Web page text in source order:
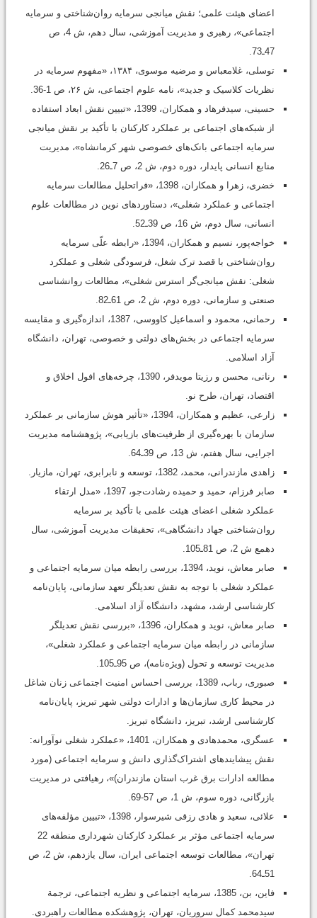
اعضای هیئت ‌علمی؛ نقش میانجی سرمایه روان‌شناختی و سرمایه
اجتماعی»، رهبری و مدیریت آموزشی، سال دهم، ش 4، ص
47ـ73.
توسلی، غلامعباس و مرضیه موسوی، ۱۳۸۴، «مفهوم سرمایه در
نظریات کلاسیک و جدید»، نامه علوم اجتماعی، ش ۲۶، ص 1-36.
حسینی، سیدفرهاد و همکاران، 1399، «تبیین نقش ابعاد استفاده
از شبکه‌های اجتماعی بر عملکرد کارکنان با تأکید بر نقش میانجی
سرمایه اجتماعی بانک‌های خصوصی شهر کرمانشاه»، مدیریت
منابع انسانی پایدار، دوره دوم، ش 2، ص 7ـ26.
خضری، زهرا و همکاران، 1398، «فراتحلیل مطالعات سرمایه
اجتماعی و عملکرد شغلی»، دستاوردهای نوین در مطالعات علوم
انسانی، سال دوم، ش 16، ص 39ـ52.
خواجه‌پور، نسیم و همکاران، 1394، «رابطه علّی سرمایه
روان‌شناختی با قصد ترک شغل، فرسودگی شغلی و عملکرد
شغلی: نقش میانجی‌گر استرس شغلی»، مطالعات روانشناسی
صنعتی و سازمانی، دوره دوم، ش 2، ص 61ـ82.
رحمانی، محمود و اسماعیل کاووسی، 1387، اندازه‌گیری و مقایسه
سرمایه اجتماعی در بخش‌های دولتی و خصوصی، تهران، دانشگاه
آزاد اسلامی.
رنانی، محسن و رزیتا مویدفر، 1390،‌ چرخه‌های افول اخلاق و
اقتصاد، تهران، طرح نو.
زارعی، عظیم و همکاران، 1394، «تأثیر هوش سازمانی بر عملکرد
سازمان با بهره‌گیری از ظرفیت‌های بازیابی»، پژوهشنامه مدیریت
اجرایی، سال هفتم، ش 13، ص 39ـ64.
زاهدی مازندرانی، محمد، 1382، توسعه و نابرابری، تهران، مازیار.
صابر فرزام، حمید و حمیده رشادت‌جو، 1397، «مدل ارتقاء
عملکرد شغلی اعضای هیئت‌ علمی با تأکید بر سرمایه
روان‌شناختی جهاد دانشگاهی»، تحقیقات مدیریت آموزشی، سال
دهمع ش 2، ص 81ـ105.
صابر معاش، نوید، 1394، بررسی رابطه میان سرمایه اجتماعی و
عملکرد شغلی با توجه به نقش تعدیلگر تعهد سازمانی، پایان‌نامه
کارشناسی ارشد، مشهد، دانشگاه آزاد اسلامی.
صابر معاش، نوید و همکاران، 1396، «بررسی نقش تعدیلگر
سازمانی در رابطه میان سرمایه اجتماعی و عملکرد شغلی»،
مدیریت توسعه و تحول (ویژه‌نامه)، ص 95ـ105.
صبوری، رباب، 1389، بررسی احساس امنیت اجتماعی زنان شاغل
در محیط کاری سازمان‌ها و ادارات دولتی شهر تبریز، پایان‌نامه
کارشناسی ارشد، تبریز، دانشگاه تبریز.
عسگری، محمدهادی و همکاران، 1401، «عملکرد شغلی نوآورانه:
نقش پیشایندهای اشتراک‌گذاری دانش و سرمایه اجتماعی (مورد
مطالعه ادارات برق غرب استان مازندران)»، رهیافتی در مدیریت
بازرگانی، دوره سوم، ش 1، ص 57-69.
علائی، سعید و هادی رزقی شیرسوار، 1398، «تبیین مؤلفه‌های
سرمایه اجتماعی مؤثر بر عملکرد کارکنان شهرداری منطقه 22
تهران»، مطالعات توسعه اجتماعی ایران، سال یازدهم، ش 2، ص
51ـ64.
فاین، بن، 1385، سرمایه اجتماعی و نظریه اجتماعی، ترجمة
سیدمحمد کمال سروریان، تهران، پژوهشکده مطالعات راهبردی.